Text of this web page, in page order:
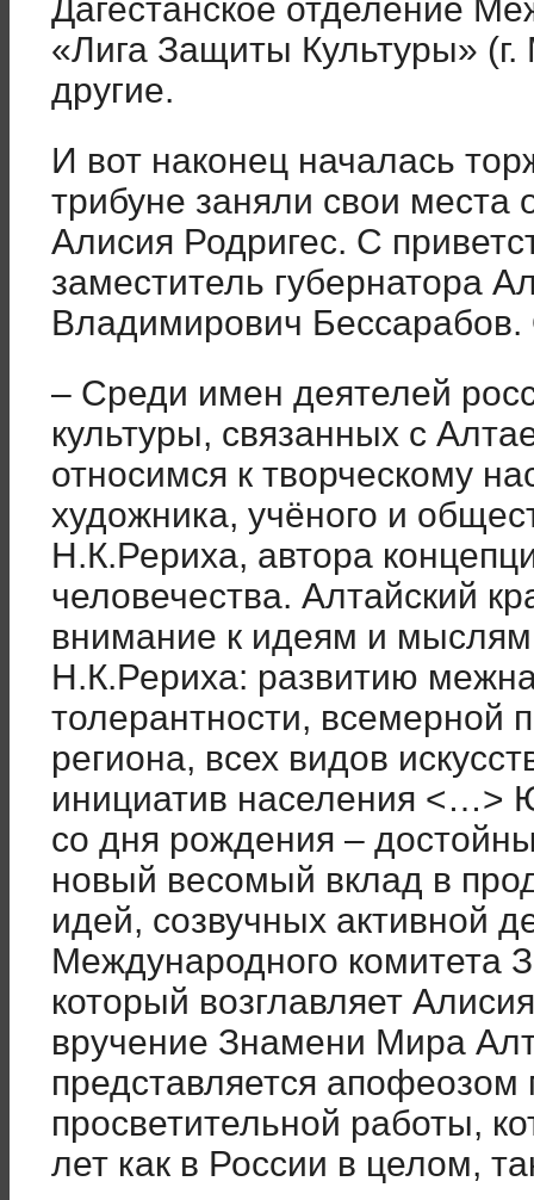
Дагестанское отделение
«Лига Защиты Культуры»
другие.
И вот наконец началась
трибуне заняли свои
Алисия Родригес. С
заместитель губернатора
Владимирович Бессарабов.
– Среди имен деятелей
культуры, связанных с
относимся к творческому
художника, учёного и
Н.К.Рериха, автора
человечества. Алтайский
внимание к идеям и
Н.К.Рериха: развитию
толерантности, всемерной
региона, всех видов
инициатив населения <…>
со дня рождения –
новый весомый вклад в
идей, созвучных активной
Международного
который возглавляет
вручение Знамени Мира
представляется апофеозом
просветительной работы,
лет как в России в целом,